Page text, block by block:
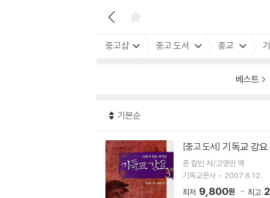
중고샵 중고 도서 종교
베스트
기본순
[중고 도서] 기독교 강
존 칼빈 저/고영민 역
기독교문사
2007.6.12.
최저 9,800원 최고